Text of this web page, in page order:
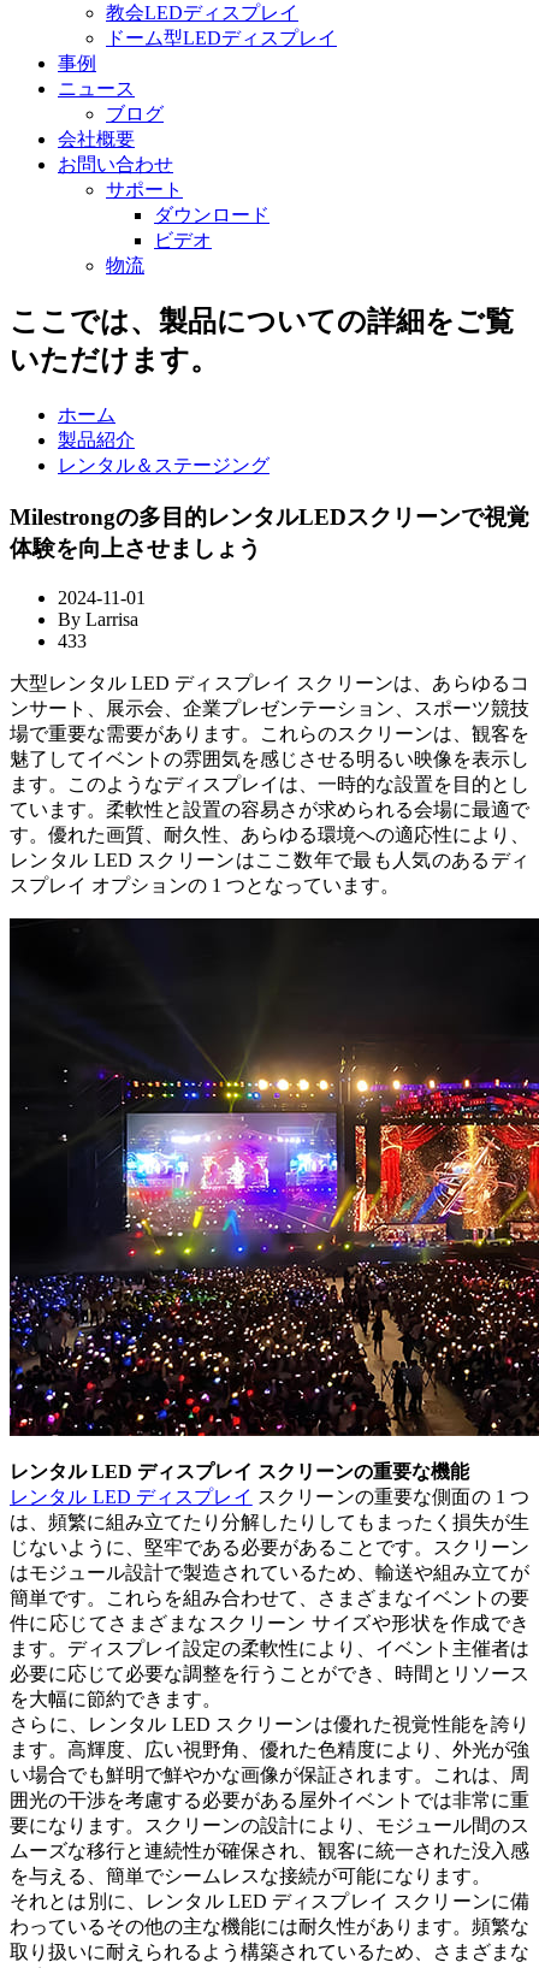
教会LEDディスプレイ
ドーム型LEDディスプレイ
事例
ニュース
ブログ
会社概要
お問い合わせ
サポート
ダウンロード
ビデオ
物流
ここでは、製品についての詳細をご覧
いただけます。
ホーム
製品紹介
レンタル＆ステージング
Milestrongの多目的レンタルLEDスクリーンで視覚
体験を向上させましょう
2024-11-01
By Larrisa
433
大型レンタル LED ディスプレイ スクリーンは、あらゆるコ
ンサート、展示会、企業プレゼンテーション、スポーツ競技
場で重要な需要があります。これらのスクリーンは、観客を
魅了してイベントの雰囲気を感じさせる明るい映像を表示し
ます。このようなディスプレイは、一時的な設置を目的とし
ています。柔軟性と設置の容易さが求められる会場に最適で
す。優れた画質、耐久性、あらゆる環境への適応性により、
レンタル LED スクリーンはここ数年で最も人気のあるディ
スプレイ オプションの 1 つとなっています。
レンタル LED ディスプレイ スクリーンの重要な機能
レンタル LED ディスプレイ スクリーンの重要な側面の 1 つ
は、頻繁に組み立てたり分解したりしてもまったく損失が生
じないように、堅牢である必要があることです。スクリーン
はモジュール設計で製造されているため、輸送や組み立てが
簡単です。これらを組み合わせて、さまざまなイベントの要
件に応じてさまざまなスクリーン サイズや形状を作成でき
ます。ディスプレイ設定の柔軟性により、イベント主催者は
必要に応じて必要な調整を行うことができ、時間とリソース
を大幅に節約できます。
さらに、レンタル LED スクリーンは優れた視覚性能を誇り
ます。高輝度、広い視野角、優れた色精度により、外光が強
い場合でも鮮明で鮮やかな画像が保証されます。これは、周
囲光の干渉を考慮する必要がある屋外イベントでは非常に重
要になります。スクリーンの設計により、モジュール間のス
ムーズな移行と連続性が確保され、観客に統一された没入感
を与える、簡単でシームレスな接続が可能になります。
それとは別に、レンタル LED ディスプレイ スクリーンに備
わっているその他の主な機能には耐久性があります。頻繁な
取り扱いに耐えられるよう構築されているため、さまざまな